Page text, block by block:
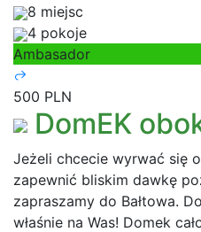
8 miejsc
4 pokoje
Ambasador
500 PLN
DomEK
Jeżeli chcecie wyrwać się
zapewnić bliskim dawkę
zapraszamy do Bałtowa.
właśnie na Was! Domek